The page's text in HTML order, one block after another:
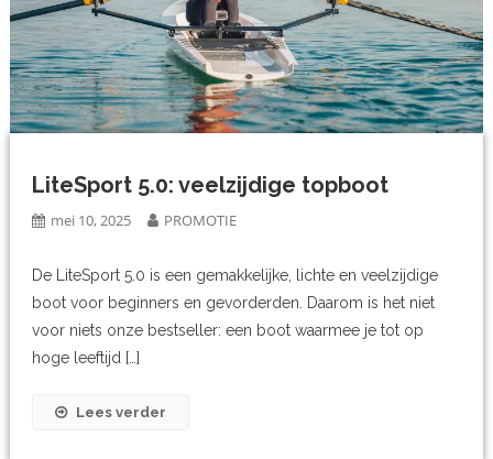
LiteSport 5.0: veelzijdige topboot
mei 10, 2025 PROMOTIE
De LiteSport 5.0 is een gemakkelijke, lichte en veelzijdige
boot voor beginners en gevorderden. Daarom is het niet
voor niets onze bestseller: een boot waarmee je tot op
hoge leeftijd […]
Lees verder